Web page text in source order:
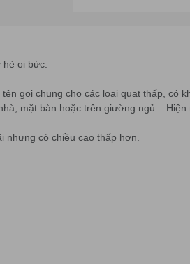
oi bức.
gọi chung cho các loại quạt thấp, có
mặt bàn hoặc trên giường ngủ... Hiện
nhưng có chiều cao thấp hơn.